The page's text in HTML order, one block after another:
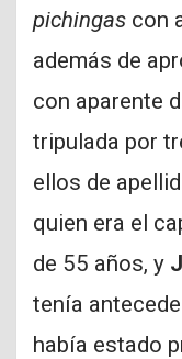
pichingas con
además de
con aparente
tripulada por
ellos de
quien era el
de 55 años, y
tenía
había estado